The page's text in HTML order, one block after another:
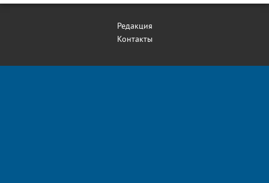
Редакция
Контакты